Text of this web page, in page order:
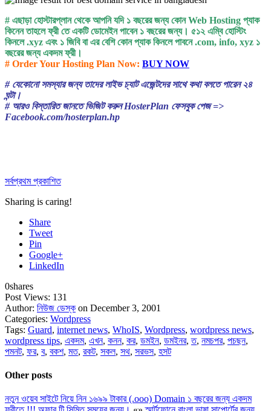
# এছাড়া হোস্টারপ্লান থেকে আপনি যদি ১ বছরের জন্য কোন Web Hosting প্যাক
কিনেন তাহলে ফ্রী তে একটি ডোমেইন পাবেন ১ বছরের জন্য। ৫১২ এম্বি হোস্টিং
কিনলে .xyz এবং ১ জিবি বা এর বেশি কোন প্যাক কিনলে পাবনে .com, info, xyz ১
বছরের জন্য একদম ফ্রী।
# Order Your Hosting Plan Now: BUY NOW
# যেকোনো সমস্যার জন্য তাদের লাইভ চ্যাট এজেন্টদের সাথে কথা বলতে পারেন ২৪
ঘন্টা।
# আরও বিস্তারিত জানতে ভিজিট করুন HosterPlan ফেসবুক পেজ =>
Facebook.com/hosterplan.hp
সর্বপ্রথম প্রকাশিত
Sharing is caring!
Share
Tweet
Pin
Google+
LinkedIn
0shares
Post Views: 131
Author: নিউজ ডেস্ক on December 3, 2001
Categories: Wordpress
Tags: Guard, internet news, WhoIS, Wordpress, wordpress news,
wordpress tips, একদম, এখন, কনন, কর, ডমইন, ডমইনর,ত, নমচপর, পচছন,
পমনট, ফর, ব, বকশ, মত, রকট, সকল, সথ, সরভস, হসট
Other posts
নতুন ওয়েব সাইটে নিয়ে নিন ১৬৯৯ টাকার (.ooo) Domain ১ বছরের জন্য একদম